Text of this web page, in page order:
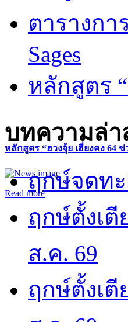
หลักสูตร “ฮวงจุ้ย เฮี่ยงคง 64 ข่
Read more
ตารางกา
Sages
หลักสูตร
บทความล่า
ฤกษ์จดทะ
ฤกษ์ตั้งเตี
ส.ค. 69
ฤกษ์ตั้งเตี